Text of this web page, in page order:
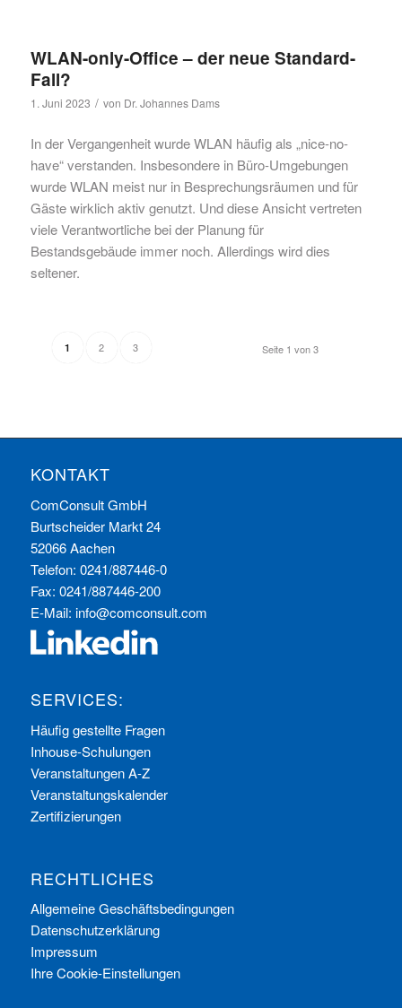
WLAN-only-Office – der neue Standard-
Fall?
1. Juni 2023 / von Dr. Johannes Dams
In der Vergangenheit wurde WLAN häufig als „nice-no-
have“ verstanden. Insbesondere in Büro-Umgebungen
wurde WLAN meist nur in Besprechungsräumen und für
Gäste wirklich aktiv genutzt. Und diese Ansicht vertreten
viele Verantwortliche bei der Planung für
Bestandsgebäude immer noch. Allerdings wird dies
seltener.
Seite 1 von 3
1 2 3
KONTAKT
ComConsult GmbH
Burtscheider Markt 24
52066 Aachen
Telefon: 0241/887446-0
Fax: 0241/887446-200
E-Mail: info@comconsult.com
SERVICES:
Häufig gestellte Fragen
Inhouse-Schulungen
Veranstaltungen A-Z
Veranstaltungskalender
Zertifizierungen
RECHTLICHES
Allgemeine Geschäftsbedingungen
Datenschutzerklärung
Impressum
Ihre Cookie-Einstellungen